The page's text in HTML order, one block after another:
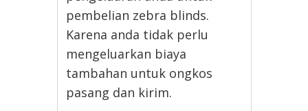
pembelian zebra blinds.
Karena anda tidak perlu
mengeluarkan biaya
tambahan untuk ongkos
pasang dan kirim.